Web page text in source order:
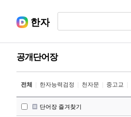
한자
공개단어장
전체 한자능력검정 천자문 중고교
단어장 즐겨찾기